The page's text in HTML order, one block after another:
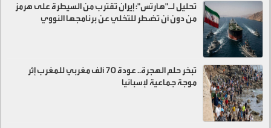
تحليل لـ"هآرتس": إيران تقترب من السيطرة على هرمز
من دون أن تضطر للتخلي عن برنامجها النووي
تبخر حلم الهجرة.. عودة 70 ألف مغربي للمغرب إثر
موجة جماعية لإسبانيا